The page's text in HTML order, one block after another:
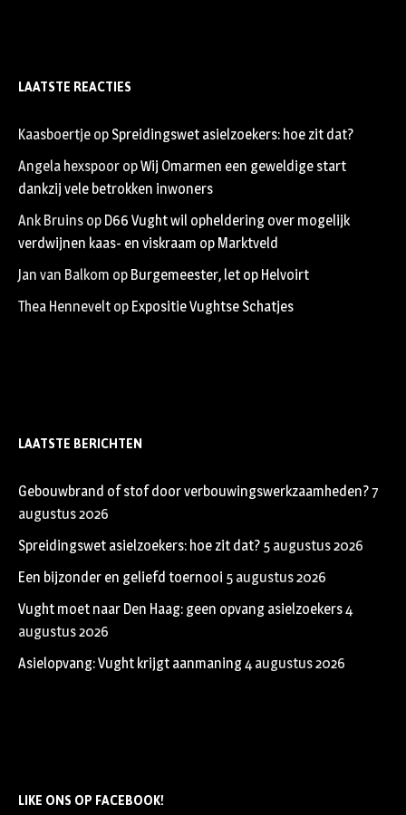
LAATSTE REACTIES
Kaasboertje op Spreidingswet asielzoekers: hoe zit dat?
Angela hexspoor opWij Omarmen een geweldige start
dankzij vele betrokken inwoners
Ank Bruins op D66 Vught wil opheldering over mogelijk
verdwijnen kaas- en viskraam op Marktveld
Jan van Balkom op Burgemeester, let op Helvoirt
Thea Hennevelt op Expositie Vughtse Schatjes
LAATSTE BERICHTEN
Gebouwbrand of stof door verbouwingswerkzaamheden?7
augustus 2026
Spreidingswet asielzoekers: hoe zit dat? 5 augustus 2026
Een bijzonder en geliefd toernooi 5 augustus 2026
Vught moet naar Den Haag: geen opvang asielzoekers4
augustus 2026
Asielopvang: Vught krijgt aanmaning4 augustus 2026
LIKE ONS OP FACEBOOK!